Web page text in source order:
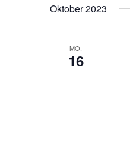
Oktober 2023
MO.
16